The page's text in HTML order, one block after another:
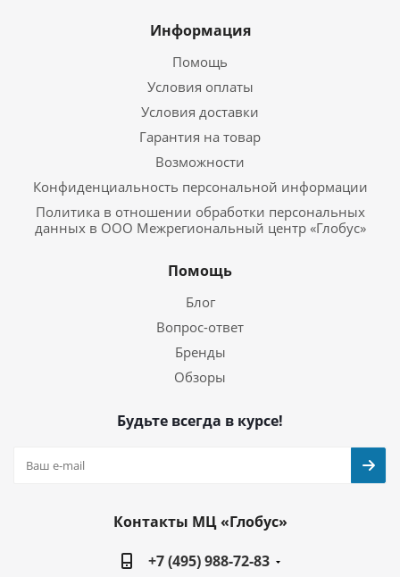
Информация
Помощь
Условия оплаты
Условия доставки
Гарантия на товар
Возможности
Конфиденциальность персональной информации
Политика в отношении обработки персональных
данных в ООО Межрегиональный центр «Глобус»
Помощь
Блог
Вопрос-ответ
Бренды
Обзоры
Будьте всегда в курсе!
Контакты МЦ «Глобус»
+7 (495) 988-72-83